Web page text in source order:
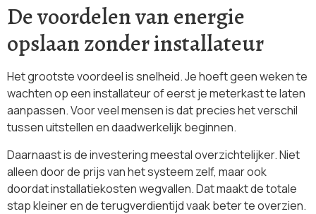
De voordelen van energie
opslaan zonder installateur
Het grootste voordeel is snelheid. Je hoeft geen weken te
wachten op een installateur of eerst je meterkast te laten
aanpassen. Voor veel mensen is dat precies het verschil
tussen uitstellen en daadwerkelijk beginnen.
Daarnaast is de investering meestal overzichtelijker. Niet
alleen door de prijs van het systeem zelf, maar ook
doordat installatiekosten wegvallen. Dat maakt de totale
stap kleiner en de terugverdientijd vaak beter te overzien.